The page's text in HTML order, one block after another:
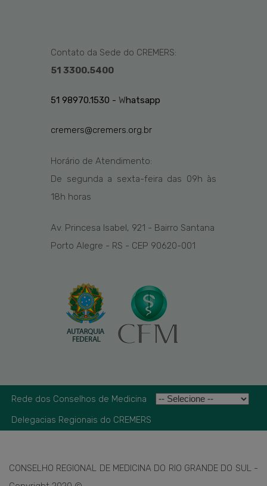
Contato da Sede do CREMERS:
51 3300.5400
51 98970.1530 - Whatsapp
cremers@cremers.org.br
Horário de Atendimento:
De segunda a sexta-feira das 09h às
18h horas
Av. Princesa Isabel, 921 - Bairro Santana
Porto Alegre - RS - CEP 90620-001
Rede dos Conselhos de Medicina
Delegacias Regionais do CREMERS
CONSELHO REGIONAL DE MEDICINA DO RIO GRANDE DO SUL -